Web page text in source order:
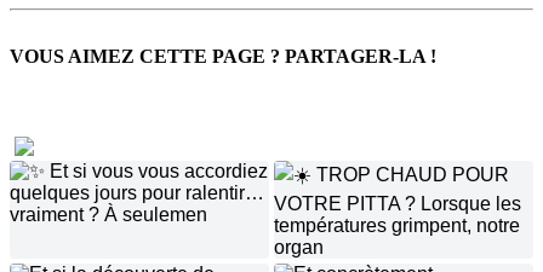
VOUS AIMEZ CETTE PAGE ? PARTAGER-LA !